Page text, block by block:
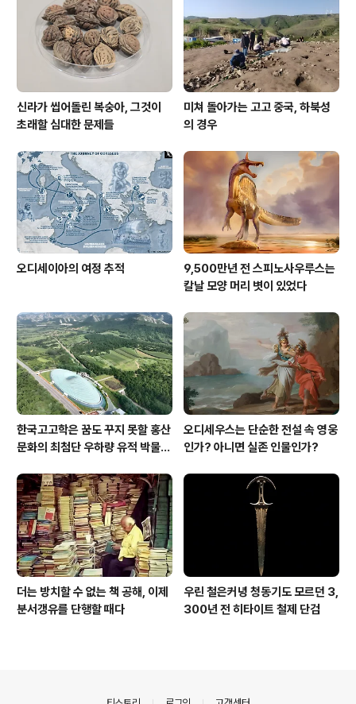
유혹했다. 합류한 강물은 스테로이드 막 복용한 마이크 타
이슨마냥 몸집과 힘을 불려 서쪽으로 치닫는다. 그 힘으로
경복궁 중건에 쓴 목재도 실..
신라가 씹어돌린 복숭아, 그것이
초래할 심대한 문제들
미쳐 돌아가는 고고 중국, 하북성
의 경우
오디세이아의 여정 추적
9,500만년 전 스피노사우루스는
칼날 모양 머리 볏이 있었다
한국고고학은 꿈도 꾸지 못할 홍산
문화의 최첨단 우하량 유적 박물관
오디세우스는 단순한 전설 속 영웅
인가? 아니면 실존 인물인가?
더는 방치할 수 없는 책 공해, 이제
분서갱유를 단행할 때다
우린 철은커녕 청동기도 모르던 3,
300년 전 히타이트 철제 단검